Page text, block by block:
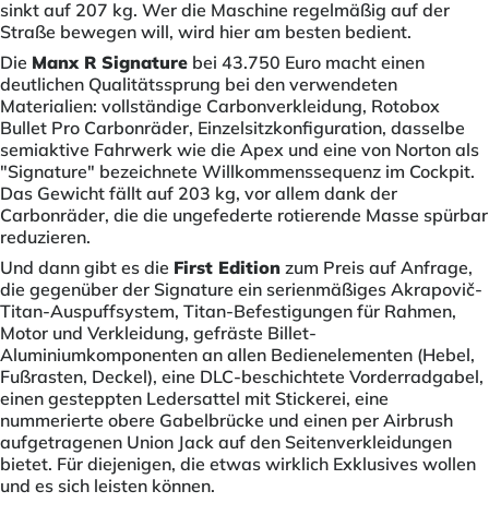
sinkt auf 207 kg. Wer die Maschine regelmäßig auf der
Straße bewegen will, wird hier am besten bedient.
Die Manx R Signature bei 43.750 Euro macht einen
deutlichen Qualitätssprung bei den verwendeten
Materialien: vollständige Carbonverkleidung, Rotobox
Bullet Pro Carbonräder, Einzelsitzkonfiguration, dasselbe
semiaktive Fahrwerk wie die Apex und eine von Norton als
"Signature" bezeichnete Willkommenssequenz im Cockpit.
Das Gewicht fällt auf 203 kg, vor allem dank der
Carbonräder, die die ungefederte rotierende Masse spürbar
reduzieren.
Und dann gibt es die First Edition zum Preis auf Anfrage,
die gegenüber der Signature ein serienmäßiges Akrapovič-
Titan-Auspuffsystem, Titan-Befestigungen für Rahmen,
Motor und Verkleidung, gefräste Billet-
Aluminiumkomponenten an allen Bedienelementen (Hebel,
Fußrasten, Deckel), eine DLC-beschichtete Vorderradgabel,
einen gesteppten Ledersattel mit Stickerei, eine
nummerierte obere Gabelbrücke und einen per Airbrush
aufgetragenen Union Jack auf den Seitenverkleidungen
bietet. Für diejenigen, die etwas wirklich Exklusives wollen
und es sich leisten können.